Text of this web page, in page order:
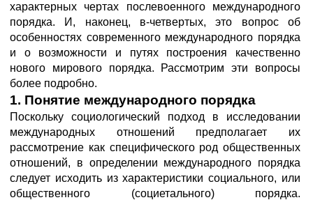
характерных чертах послевоенного международного
порядка. И, наконец, в-четвертых, это вопрос об
особенностях современного международного порядка
и о возможности и путях построения качественно
нового мирового порядка. Рассмотрим эти вопросы
более подробно.
1. Понятие международного порядка
Поскольку социологический подход в исследовании
международных отношений предполагает их
рассмотрение как специфического род общественных
отношений, в определении международного порядка
следует исходить из характеристики социального, или
общественного (социетального) порядка.